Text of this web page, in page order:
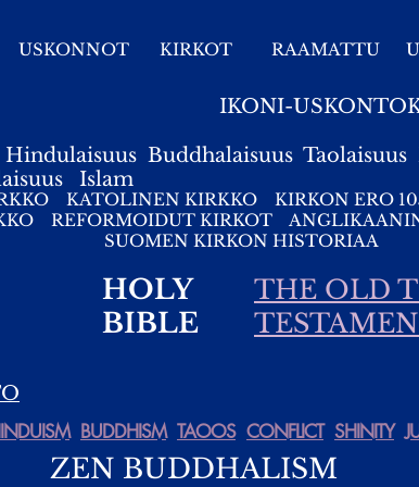
USKONNOT KIRKOT RAAMATTU
IKONI-
Hindulaisuus Buddhalaisuus Taolaisuus
Islam
KATOLINEN KIRKKO KIRKON ERO
REFORMOIDUT KIRKOT
SUOMEN KIRKON HISTORIAA
HOLY
BIBLE
THE OLD
BUDDHISM TAOOS CONFLICT SHINITY
ZEN BUDDHALISM